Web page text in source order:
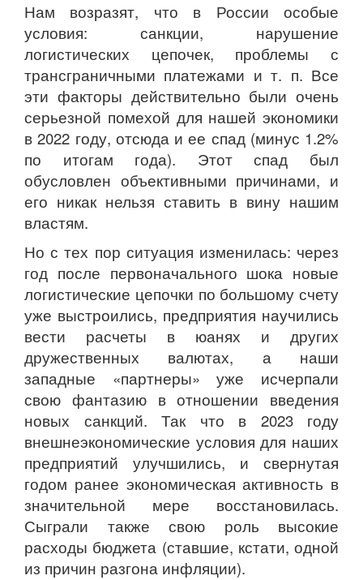
Нам возразят, что в России особые
условия: санкции, нарушение
логистических цепочек, проблемы с
трансграничными платежами и т. п. Все
эти факторы действительно были очень
серьезной помехой для нашей экономики
в 2022 году, отсюда и ее спад (минус 1.2%
по итогам года). Этот спад был
обусловлен объективными причинами, и
его никак нельзя ставить в вину нашим
властям.
Но с тех пор ситуация изменилась: через
год после первоначального шока новые
логистические цепочки по большому счету
уже выстроились, предприятия научились
вести расчеты в юанях и других
дружественных валютах, а наши
западные «партнеры» уже исчерпали
свою фантазию в отношении введения
новых санкций. Так что в 2023 году
внешнеэкономические условия для наших
предприятий улучшились, и свернутая
годом ранее экономическая активность в
значительной мере восстановилась.
Сыграли также свою роль высокие
расходы бюджета (ставшие, кстати, одной
из причин разгона инфляции).